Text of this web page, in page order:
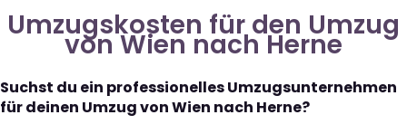
Umzugskosten für den Umzug
von Wien nach Herne
Suchst du ein professionelles Umzugsunternehmen
für deinen Umzug von Wien nach Herne?